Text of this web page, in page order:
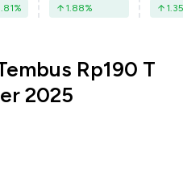
% 1.88% 1.35
Rp190 T
2025